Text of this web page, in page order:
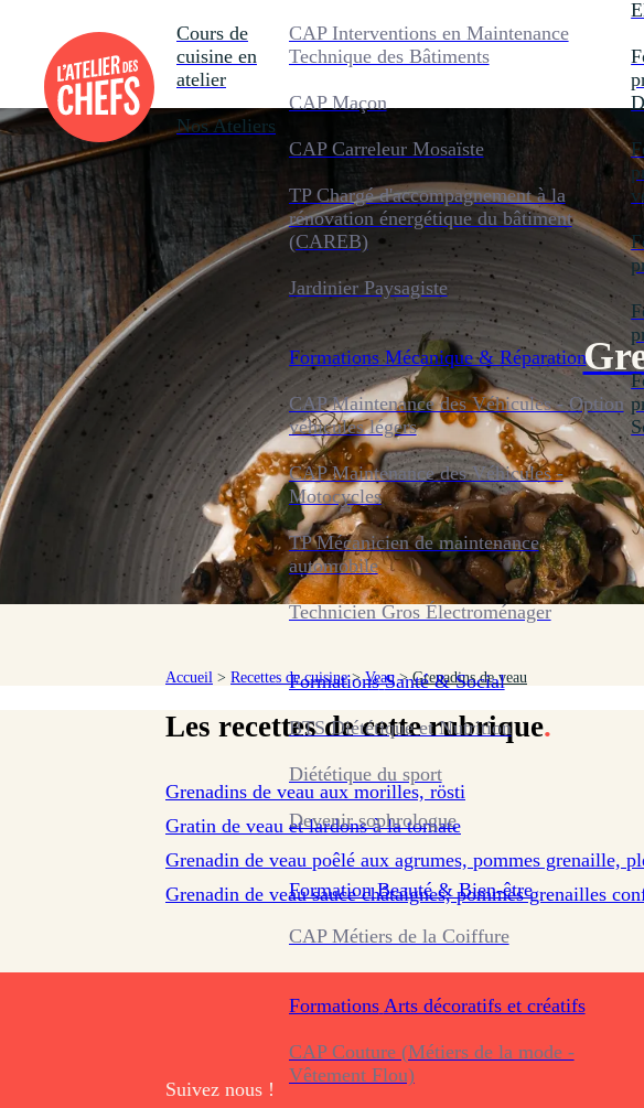
Cours de
cuisine en
atelier
Nos Ateliers
CAP Interventions en Maintenance
Technique des Bâtiments
CAP Maçon
CAP Carreleur Mosaïste
TP Chargé d'accompagnement à la
rénovation énergétique du bâtiment
(CAREB)
Jardinier Paysagiste
Formations Mécanique & Réparation
CAP Maintenance des Véhicules - Option
véhicules légers
CAP Maintenance des Véhicules -
Motocycles
TP Mécanicien de maintenance
automobile
Technicien Gros Électroménager
Formations Santé & Social
BTS Diététique et Nutrition
Diététique du sport
Devenir sophrologue
Formation Beauté & Bien-être
CAP Métiers de la Coiffure
Formations Arts décoratifs et créatifs
CAP Couture (Métiers de la mode -
Vêtement Flou)
Accueil > Recettes de cuisine > Veau > Grenadins de veau
Les recettes de cette rubrique.
Grenadins de veau aux morilles, rösti
Gratin de veau et lardons à la tomate
Grenadin de veau poêlé aux agrumes, pommes grenaille,
Grenadin de veau sauce châtaignes, pommes grenailles
Suivez nous !